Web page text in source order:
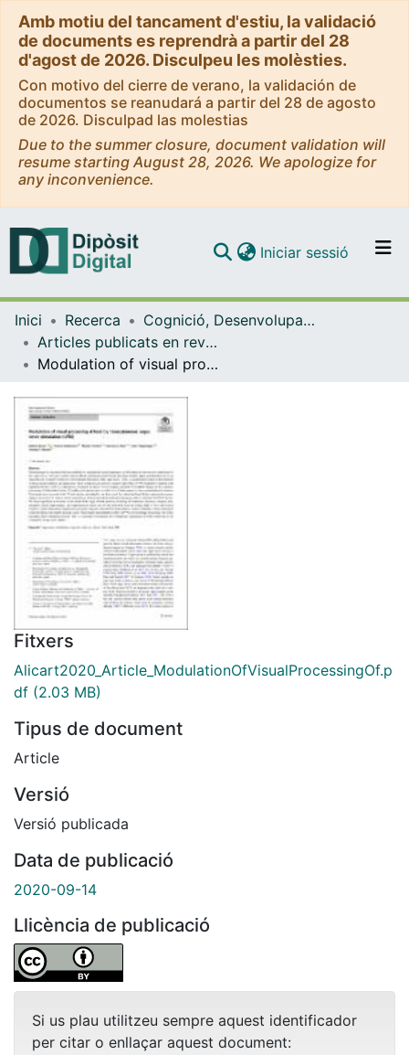
Amb motiu del tancament d'estiu, la validació
de documents es reprendrà a partir del 28
d'agost de 2026. Disculpeu les molèsties.
Con motivo del cierre de verano, la validación de
documentos se reanudará a partir del 28 de agosto
de 2026. Disculpad las molestias
Due to the summer closure, document validation will
resume starting August 28, 2026. We apologize for
any inconvenience.
Navega per tot el DD
Iniciar sessió (current)
Inici Recerca
Cognició, Desenvolupament i Psicologia de l'Educació
Articles publicats en revistes (Cognició, Desenvolupament i Psicologia de l'Educació)
Modulation of visual processing of food by transcutaneous vagus nerve stimulation (tVNS)
Fitxers
Alicart2020_Article_ModulationOfVisualProcessingOf.p
df (2.03 MB)
Tipus de document
Article
Versió
Versió publicada
Data de publicació
2020-09-14
Llicència de publicació
Si us plau utilitzeu sempre aquest identificador
per citar o enllaçar aquest document: